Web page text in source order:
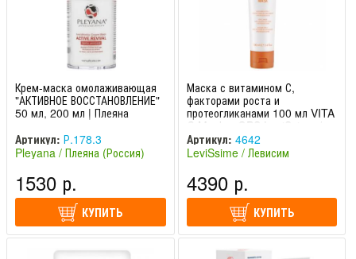
Крем-маска омолаживающая
"АКТИВНОЕ ВОССТАНОВЛЕНИЕ"
50 мл, 200 мл | Плеяна
Артикул: Р.178.3
Pleyana / Плеяна (Россия)
1530 р.
КУПИТЬ
Маска с витамином С,
факторами роста и
протеогликанами 100 мл VITA
C Mask + GPS LeviSsime /
Левиссим
Артикул: 4642
LeviSsime / Левисим
4390 р.
КУПИТЬ